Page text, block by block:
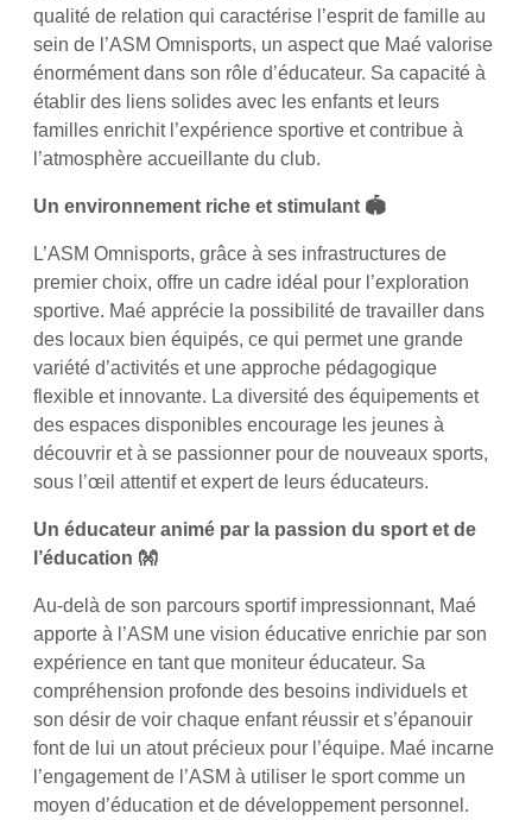
qualité de relation qui caractérise l’esprit de famille au
sein de l’ASM Omnisports, un aspect que Maé valorise
énormément dans son rôle d’éducateur. Sa capacité à
établir des liens solides avec les enfants et leurs
familles enrichit l’expérience sportive et contribue à
l’atmosphère accueillante du club.
Un environnement riche et stimulant 🏟️
L’ASM Omnisports, grâce à ses infrastructures de
premier choix, offre un cadre idéal pour l’exploration
sportive. Maé apprécie la possibilité de travailler dans
des locaux bien équipés, ce qui permet une grande
variété d’activités et une approche pédagogique
flexible et innovante. La diversité des équipements et
des espaces disponibles encourage les jeunes à
découvrir et à se passionner pour de nouveaux sports,
sous l’œil attentif et expert de leurs éducateurs.
Un éducateur animé par la passion du sport et de
l’éducation 👐
Au-delà de son parcours sportif impressionnant, Maé
apporte à l’ASM une vision éducative enrichie par son
expérience en tant que moniteur éducateur. Sa
compréhension profonde des besoins individuels et
son désir de voir chaque enfant réussir et s’épanouir
font de lui un atout précieux pour l’équipe. Maé incarne
l’engagement de l’ASM à utiliser le sport comme un
moyen d’éducation et de développement personnel.